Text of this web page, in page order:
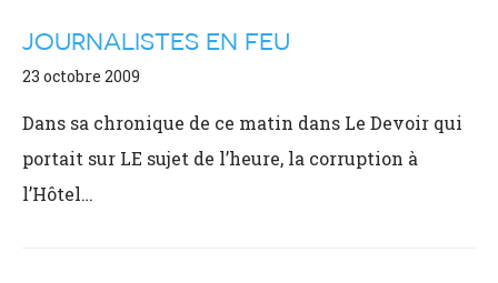
JOURNALISTES EN FEU
23 octobre 2009
Dans sa chronique de ce matin dans Le Devoir qui
portait sur LE sujet de l’heure, la corruption à
l’Hôtel…